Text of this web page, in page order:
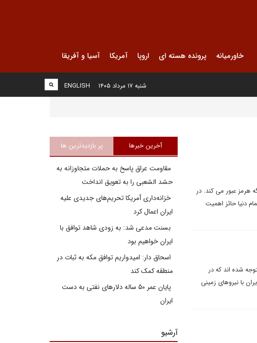
خاورمیانه پرونده هسته ای اروپا آمریکا آسیا و آفریقا
ENGLISH شنبه ۱۷ مرداد ۱۴۰۵
بشکه نفت در روز از تنگه هرمز عبور می کند. در
دنیا حائز اهمیت
شده اند که در
با نيروهاى زمينى
آخرین خبرها پر بازدیدترین ها
مقاومت عراق پاسخ به حملات متجاوزانه به
حشد الشعبی را به تعویق انداخت
خزانه‌داری آمریکا تحریم‌های جدیدی علیه
ایران اعمال کرد
بسنت مدعی شد: به زودی شاهد توافق با
ایران خواهیم بود
اسحاق دار: امیدواریم توافق مکه به ثبات در
منطقه کمک کند
پایان عمر ۵۰ ساله دلارهای نفتی به دست
ایران
آرشیو